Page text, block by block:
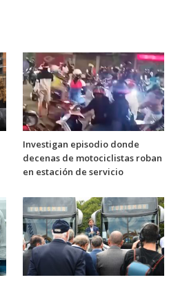
Investigan episodio donde
decenas de motociclistas roban
en estación de servicio